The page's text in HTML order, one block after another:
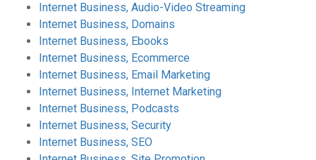
Internet Business, Audio-Video Streaming
Internet Business, Domains
Internet Business, Ebooks
Internet Business, Ecommerce
Internet Business, Email Marketing
Internet Business, Internet Marketing
Internet Business, Podcasts
Internet Business, Security
Internet Business, SEO